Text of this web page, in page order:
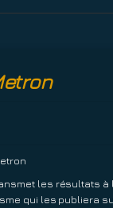
les résultats à
qui les publiera